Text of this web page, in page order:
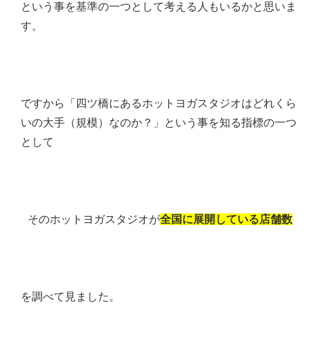
という事を基準の一つとして考える人もいるかと思いま
す。
ですから「四ツ橋にあるホットヨガスタジオはどれくら
いの大手（規模）なのか？」という事を知る指標の一つ
として
そのホットヨガスタジオが全国に展開している店舗数
を調べて見ました。